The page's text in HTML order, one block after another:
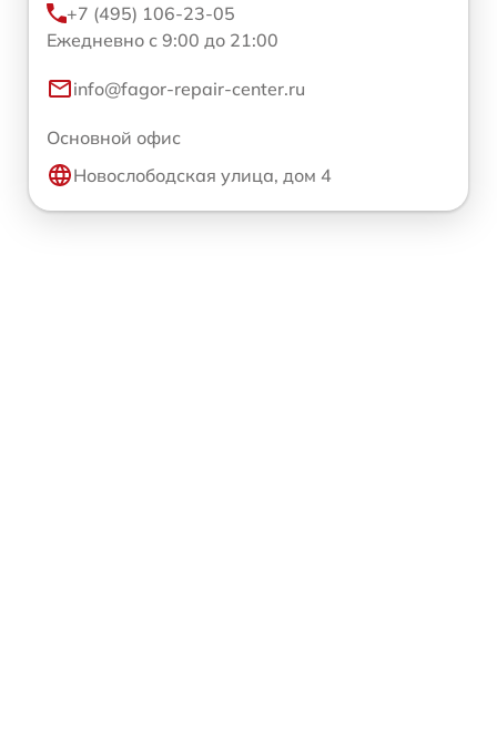
+7 (495) 106-23-05
Ежедневно с 9:00 до 21:00
info@fagor-repair-center.ru
Основной офис
Новослободская улица, дом 4